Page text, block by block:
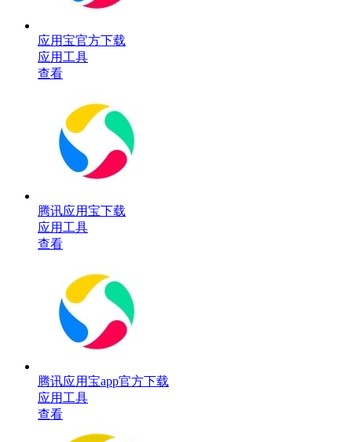
应用宝官方下载
应用工具
查看
腾讯应用宝下载
应用工具
查看
腾讯应用宝app官方下载
应用工具
查看